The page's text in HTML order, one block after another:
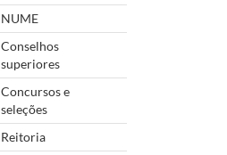
NUME
Conselhos
superiores
Concursos e
seleções
Reitoria